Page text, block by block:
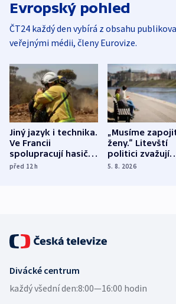
Evropský pohled
ČT24 každý den vybírá z obsahu
veřejnými médii, členy Eurovize.
Jiný jazyk i technika.
Ve Francii
spolupracují hasiči z
různých zemí
před 12h
„Musíme
ženy.“ Litevští
politici zvažují
dohodu o
5. 8. 2026
Divácké centrum
každý všední den:8:00—16:00 hodin